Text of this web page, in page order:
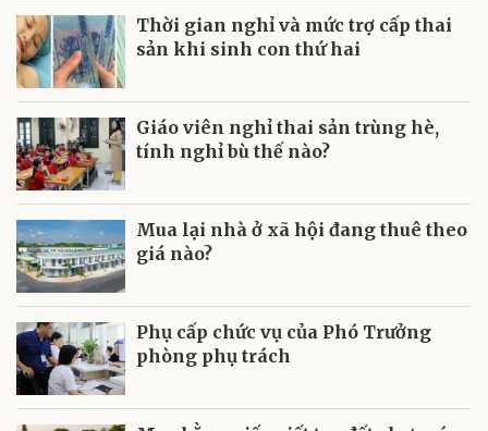
Thời gian nghỉ và mức trợ cấp thai
sản khi sinh con thứ hai
Giáo viên nghỉ thai sản trùng hè,
tính nghỉ bù thế nào?
Mua lại nhà ở xã hội đang thuê theo
giá nào?
Phụ cấp chức vụ của Phó Trưởng
phòng phụ trách